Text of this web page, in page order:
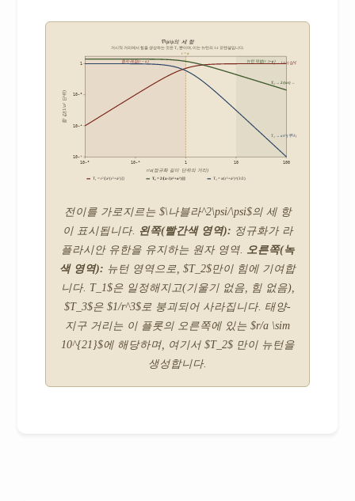
∇²ψ/ψ의 세 항
거시적 거리에서 힘을 생성하는 것은 T₂뿐이며, 이는 뉴턴의 1/r 포텐셜입니다.
원자 레짐(r ~ a) 뉴턴 역법(r ≫ a)
r = a
10-² 10-¹ 1 10 100
10-⁶
10-⁴
10-²
1 T₁ → 1/a²(상수, 힘 없음)
T₂ → 2/(ar) ← 뉴턴
T₃ → a/r³(무시 가능)
r/a(정규화 길이 단위의 거리)
항 값(1/a² 단위)
T₁ = r²/[a²(r²+a²)]] T₂ = 2/[a√(r²+a²)]] T₃ = a/(r²+a²)^(3/2)
전이를 가로지르는 $\나블라^2\psi/\psi$의 세 항
이 표시됩니다. 왼쪽(빨간색 영역): 정규화가 라
플라시안 유한을 유지하는 원자 영역.
오른쪽(녹
색 영역): 뉴턴 영역으로, $T_2$만이 힘에 기여합
니다. T_1$은 일정해지고(기울기 없음, 힘 없음),
$T_3$은 $1/r^3$로 붕괴되어 사라집니다. 태양-
지구 거리는 이 플롯의 오른쪽에 있는 $r/a \sim
10^{21}$에 해당하며, 여기서 $T_2$ 만이 뉴턴을
생성합니다.